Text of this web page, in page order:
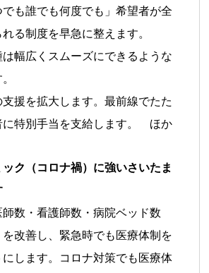
も誰でも何度でも」希望者が全
る制度を早急に整えます。
幅広くスムーズにできるような
援を拡大します。最前線でたた
に特別手当を支給します。 ほか
ック（コロナ禍）に強いさいたま
数・看護師数・病院ベッド数
を改善し、緊急時でも医療体制を
します。コロナ対策でも医療体